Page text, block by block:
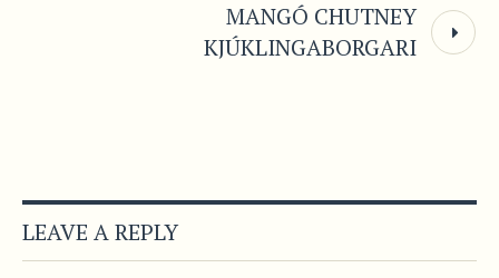
MANGÓ CHUTNEY
KJÚKLINGABORGARI
LEAVE A REPLY